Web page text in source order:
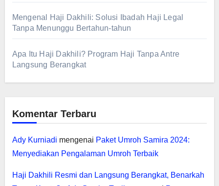
Mengenal Haji Dakhili: Solusi Ibadah Haji Legal
Tanpa Menunggu Bertahun-tahun
Apa Itu Haji Dakhili? Program Haji Tanpa Antre
Langsung Berangkat
Komentar Terbaru
Ady Kurniadi mengenai Paket Umroh Samira 2024:
Menyediakan Pengalaman Umroh Terbaik
Haji Dakhili Resmi dan Langsung Berangkat, Benarkah